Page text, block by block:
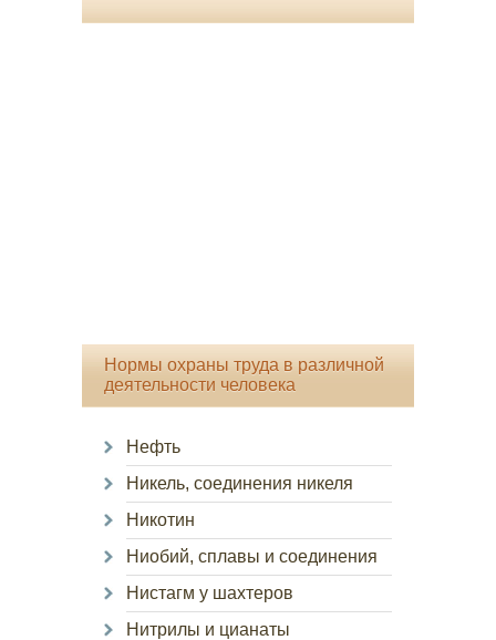
Нормы охраны труда в различной
деятельности человека
Нефть
Никель, соединения никеля
Никотин
Ниобий, сплавы и соединения
Нистагм у шахтеров
Нитрилы и цианаты